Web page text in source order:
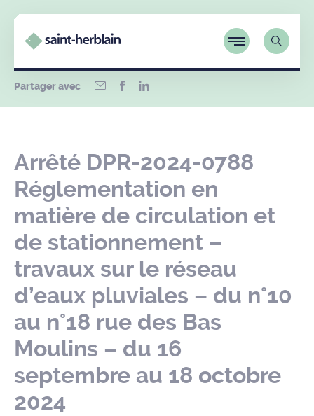
Partager avec
Arrêté DPR-2024-0788
Réglementation en
matière de circulation et
de stationnement –
travaux sur le réseau
d’eaux pluviales – du n°10
au n°18 rue des Bas
Moulins – du 16
septembre au 18 octobre
2024